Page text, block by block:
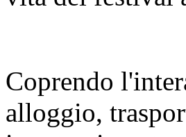
Coprendo
alloggio,